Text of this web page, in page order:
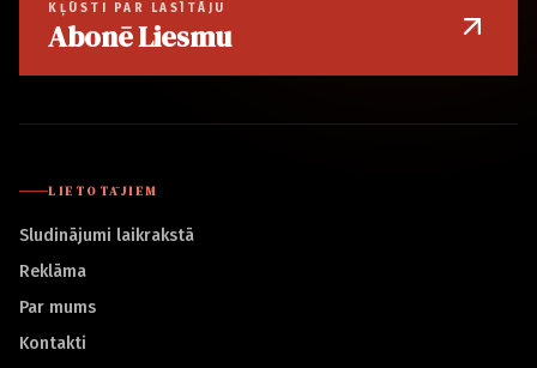
KĻŪSTI PAR LASĪTĀJU
Abonē Liesmu
LIETOTĀJIEM
Sludinājumi laikrakstā
Reklāma
Par mums
Kontakti